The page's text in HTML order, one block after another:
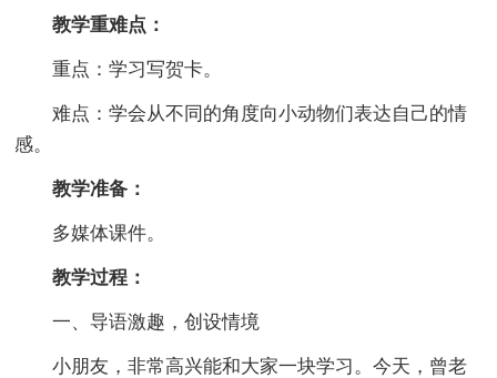
教学重难点：
重点：学习写贺卡。
难点：学会从不同的角度向小动物们表达自己的情
感。
教学准备：
多媒体课件。
教学过程：
一、导语激趣，创设情境
小朋友，非常高兴能和大家一块学习。今天，曾老